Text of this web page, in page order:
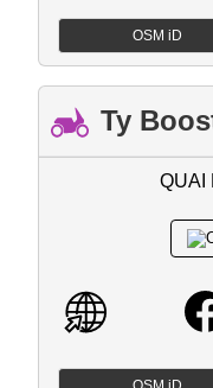
OSM iD
Ty
QUAI